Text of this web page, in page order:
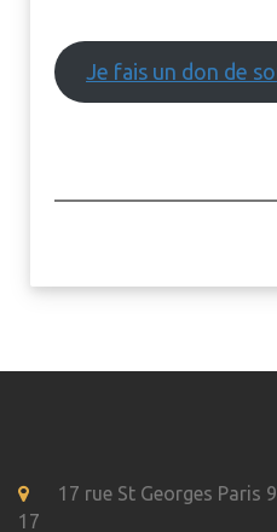
Je fais un don de
17 rue St Georges Paris
17